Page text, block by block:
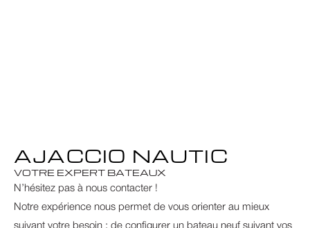
AJACCIO NAUTIC
VOTRE EXPERT BATEAUX
N’hésitez pas à nous contacter !
Notre expérience nous permet de vous orienter au mieux
suivant votre besoin : de configurer un bateau neuf suivant vos